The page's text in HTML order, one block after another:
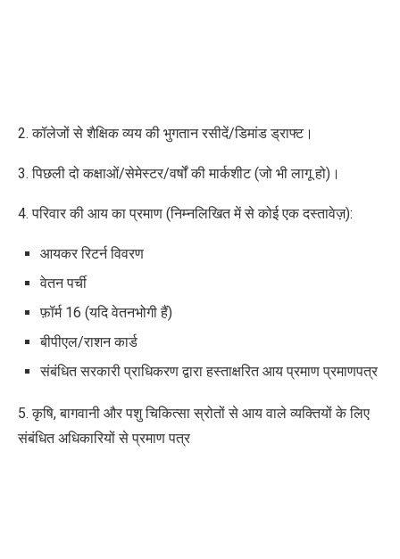
2. कॉलेजों से शैक्षिक व्यय की भुगतान रसीदें/डिमांड ड्राफ्ट।
3. पिछली दो कक्षाओं/सेमेस्टर/वर्षों की मार्कशीट (जो भी लागू हो)।
4. परिवार की आय का प्रमाण (निम्नलिखित में से कोई एक दस्तावेज़):
आयकर रिटर्न विवरण
वेतन पर्ची
फ़ॉर्म 16 (यदि वेतनभोगी हैं)
बीपीएल/राशन कार्ड
संबंधित सरकारी प्राधिकरण द्वारा हस्ताक्षरित आय प्रमाण प्रमाणपत्र
5. कृषि, बागवानी और पशु चिकित्सा स्रोतों से आय वाले व्यक्तियों के लिए
संबंधित अधिकारियों से प्रमाण पत्र